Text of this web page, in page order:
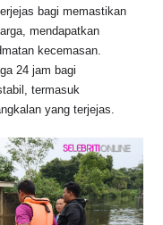
bagi memastikan
mendapatkan
kecemasan.
24 jam bagi
termasuk
yang terjejas.